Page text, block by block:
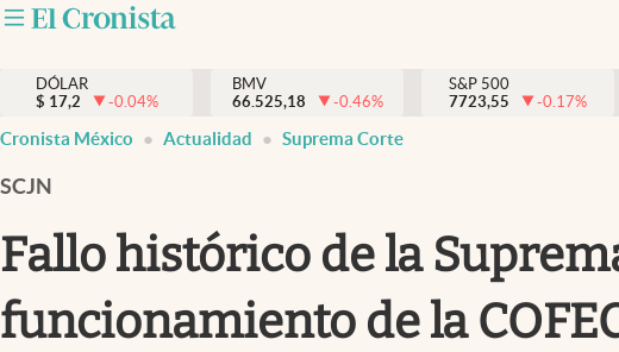
Internacionales
Opinión
Brand Strategy
Vida y estilo
Tv
DÓLAR
$ 17,2 -0.04%
BMV
66.525,18
-0.46%
S&P 500
7723,55
-0.17%
Cronista México Actualidad Suprema Corte
SCJN
Fallo histórico de la
funcionamiento de la